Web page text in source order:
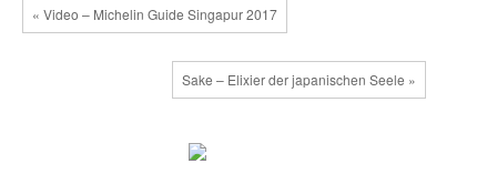
« Video – Michelin Guide Singapur 2017
Sake – Elixier der japanischen Seele »